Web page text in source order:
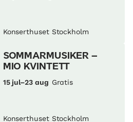
Konserthuset Stockholm
SOMMARMUSIKER –
MIO KVINTETT
15 jul–23 aug Gratis
Konserthuset Stockholm